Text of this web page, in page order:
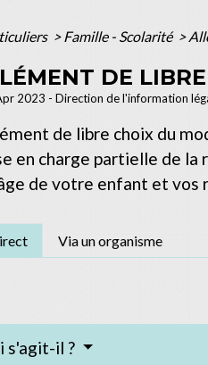
> Famille - Scolarité >
DE
2023 - Direction de l'information
de libre choix du
en charge partielle de
de votre enfant et vos
Via un organisme
s'agit-il ?